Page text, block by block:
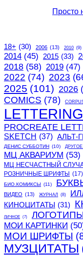
Просто
18+ (30) 2006 (13) 2010 (9)
2014 (45) 2015 (33)
2018 (58) 2019 (47)
2022 (74) 2023
2025 (101) 2026
COMICS (78)
LETTERING
PROCREATE
SKETCH (37) АЛЬТ-
ДЕНИС СУББОТИН (10)
МЦ АКВАРИУМ (53)
МЦ НЕСЧАСТНЫЙ
РОЗНИЧНЫЕ ШРИФТЫ (17)
БИО.КОМИКСЫ (11)
ВИДЕО (13) ЖУРНАЛ (8)
КИНОЦИТАТЫ (31)
ЛИЧНОЕ (7)
МОИ КАРТИНКИ
МОИ ШРИФТЫ
МУЗЦИТАТЫ